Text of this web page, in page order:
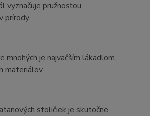
vyznačuje pružnosťou
prírody.
je najväčším lákadlom
materiálov.
stoličiek je skutočne